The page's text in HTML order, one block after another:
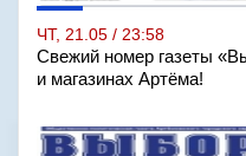
ЧТ, 21.05 / 23:58
Свежий номер газеты
и магазинах Артёма!